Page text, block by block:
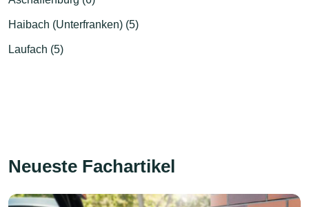
Haibach (Unterfranken) (5)
Laufach (5)
Neueste Fachartikel